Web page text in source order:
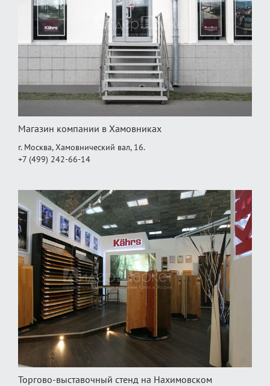
Магазин компании в Хамовниках
г. Москва, Хамовнический вал, 16.
+7 (499) 242-66-14
Торгово-выставочный стенд на Нахимовском